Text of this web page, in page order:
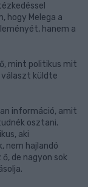
hogy Melega a
hanem a
mint politikus mit
választ küldte
információ, amit
osztani.
aki
nem hajlandó
de nagyon sok